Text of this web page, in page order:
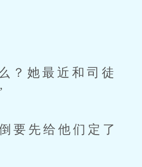
？她最近和司徒
要先给他们定了